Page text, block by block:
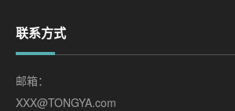
联系方式
邮箱：
XXX@TONGYA.com